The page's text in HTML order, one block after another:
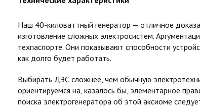
Наш 40-киловаттный генератор — отличное
изготовление сложных электросистем.
техпаспорте. Они показывают способности
как долго будет работать.
Выбирать ДЭС сложнее, чем обычную
ориентируемся на, казалось бы, элементарное
поиска электрогенератора об этой аксиоме